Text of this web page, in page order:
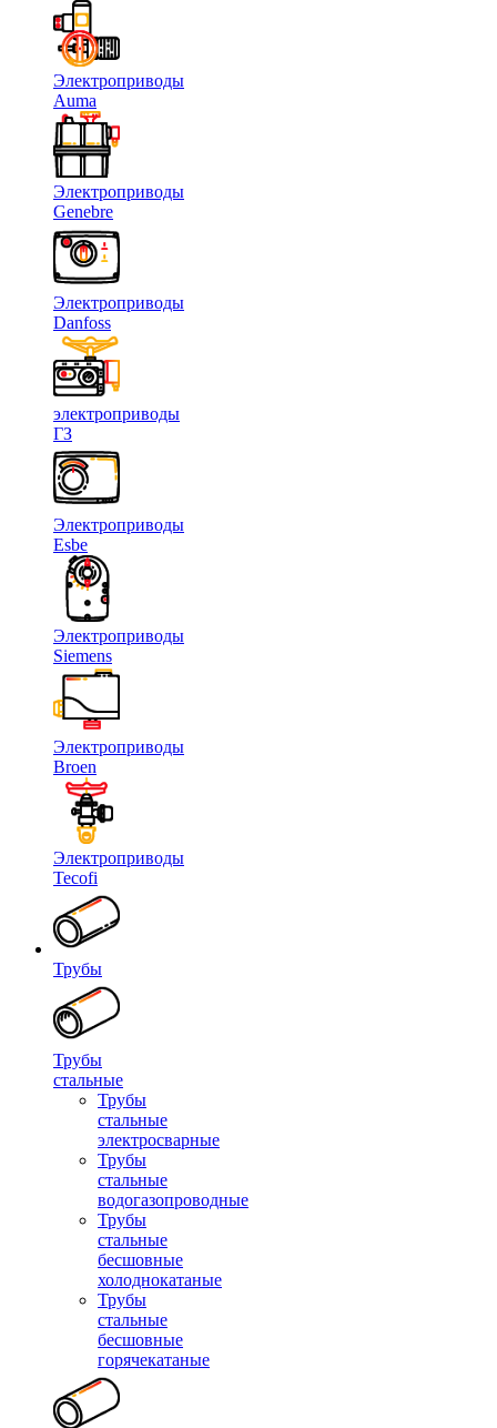
Электроприводы
Auma
Электроприводы
Genebre
Электроприводы
Danfoss
электроприводы
ГЗ
Электроприводы
Esbe
Электроприводы
Siemens
Электроприводы
Broen
Электроприводы
Tecofi
Трубы
Трубы
стальные
Трубы
стальные
электросварные
Трубы
стальные
водогазопроводные
Трубы
стальные
бесшовные
холоднокатаные
Трубы
стальные
бесшовные
горячекатаные